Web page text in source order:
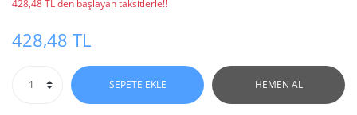
428,48 TL den başlayan taksitlerle!!
428,48 TL
SEPETE EKLE HEMEN AL